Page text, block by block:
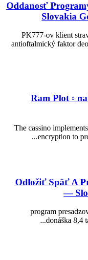
Oddanosť
Slovakia
PK777-ov klient
antioftalmický faktor
Ram Plot ◦
The cassino
encryption to
Odložiť Späť A
—
program
donáška 8,4